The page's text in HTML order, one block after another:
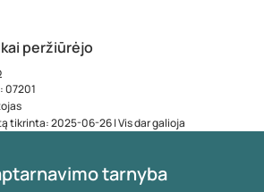
peržiūrėjo
07201
tikrinta: 2025-06-26 | Vis dar galioja
tarnyba